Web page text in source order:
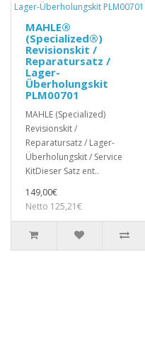
MAHLE®
(Specialized®)
Revisionskit /
Reparatursatz /
Lager-
Überholungskit
PLM00701
MAHLE (Specialized)
Revisionskit /
Reparatursatz / Lager-
Überholungskit / Service
KitDieser Satz ent..
149,00€
Netto 125,21€